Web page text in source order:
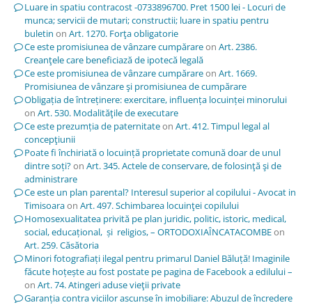
Luare in spatiu contracost -0733896700. Pret 1500 lei - Locuri de
munca; servicii de mutari; constructii; luare in spatiu pentru
buletin on Art. 1270. Forţa obligatorie
Ce este promisiunea de vânzare cumpărareon Art. 2386.
Creanţele care beneficiază de ipotecă legală
Ce este promisiunea de vânzare cumpărareon Art. 1669.
Promisiunea de vânzare şi promisiunea de cumpărare
Obligația de întreținere: exercitare, influența locuinței minorului
on Art. 530. Modalităţile de executare
Ce este prezumția de paternitateon Art. 412. Timpul legal al
concepţiunii
Poate fi închiriată o locuință proprietate comună doar de unul
dintre soți?on Art. 345. Actele de conservare, de folosinţă şi de
administrare
Ce este un plan parental? Interesul superior al copilului - Avocat in
Timisoaraon Art. 497. Schimbarea locuinţei copilului
Homosexualitatea privită pe plan juridic, politic, istoric, medical,
social, educațional, și religios, – ORTODOXIAÎNCATACOMBEon
Art. 259. Căsătoria
Minori fotografiați ilegal pentru primarul Daniel Băluță! Imaginile
făcute hoțește au fost postate pe pagina de Facebook a edilului –
on Art. 74. Atingeri aduse vieţii private
Garanția contra viciilor ascunse în imobiliare: Abuzul de încredere